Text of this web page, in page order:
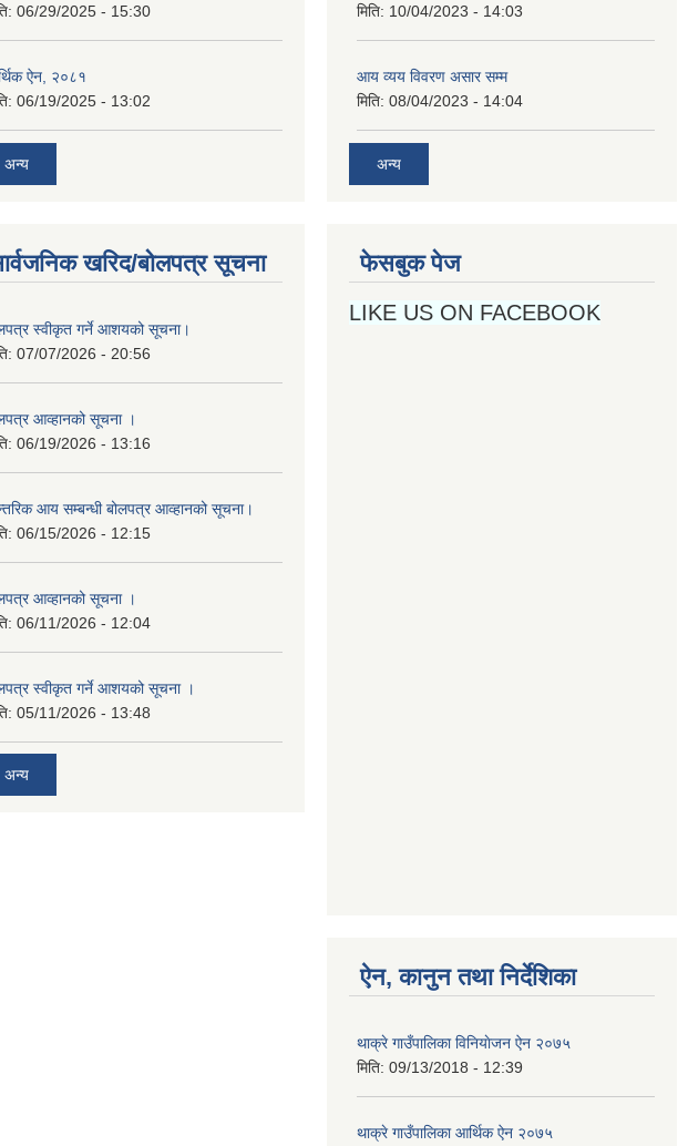
06/29/2025 - 15:30
ऐन, २०८१
06/19/2025 - 13:02
अन्य
खरिद/बोलपत्र सूचना
स्वीकृत गर्ने आशयको सूचना।
07/07/2026 - 20:56
आव्हानको सूचना ।
06/19/2026 - 13:16
आय सम्बन्धी बोलपत्र आव्हानको सूचना।
06/15/2026 - 12:15
आव्हानको सूचना ।
06/11/2026 - 12:04
स्वीकृत गर्ने आशयको सूचना ।
05/11/2026 - 13:48
अन्य
मिति: 10/04/2023 - 14:03
आय व्यय विवरण असार सम्म
मिति: 08/04/2023 - 14:04
अन्य
फेसबुक पेज
LIKE US ON FACEBOOK
ऐन, कानुन तथा निर्देशिका
थाक्रे गाउँपालिका विनियाेजन ऐन २०७५
मिति: 09/13/2018 - 12:39
थाक्रे गाउँपालिका आर्थिक ‌ऐन २०७५